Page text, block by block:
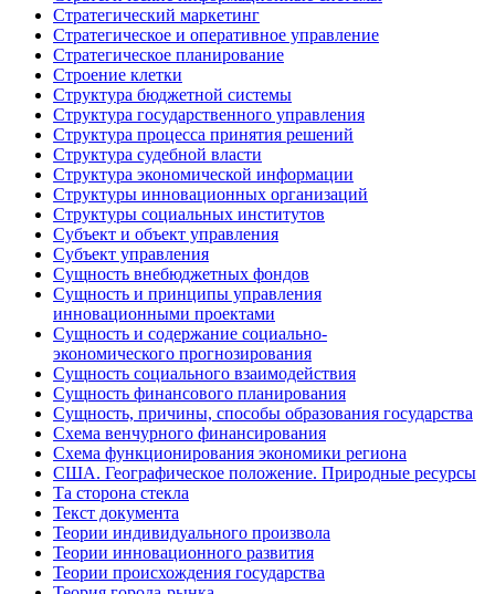
Стратегический маркетинг
Стратегическое и оперативное управление
Стратегическое планирование
Строение клетки
Структура бюджетной системы
Структура государственного управления
Структура процесса принятия решений
Структура судебной власти
Структура экономической информации
Структуры инновационных организаций
Структуры социальных институтов
Субъект и объект управления
Субъект управления
Сущность внебюджетных фондов
Сущность и принципы управления
инновационными проектами
Сущность и содержание социально-
экономического прогнозирования
Сущность социального взаимодействия
Сущность финансового планирования
Сущность, причины, способы образования государства
Схема венчурного финансирования
Схема функционирования экономики региона
США. Географическое положение. Природные ресурсы
Та сторона стекла
Текст документа
Теории индивидуального произвола
Теории инновационного развития
Теории происхождения государства